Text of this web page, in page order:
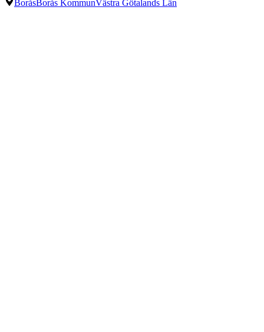
BoråsBorås KommunVästra Götalands Län